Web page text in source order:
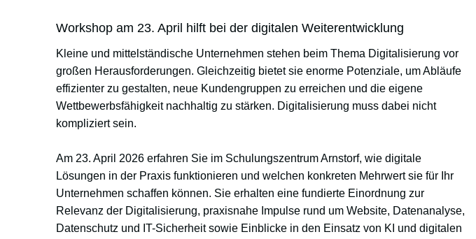
Workshop am 23. April hilft bei der digitalen Weiterentwicklung
Kleine und mittelständische Unternehmen stehen beim Thema Digitalisierung vor
großen Herausforderungen. Gleichzeitig bietet sie enorme Potenziale, um Abläufe
effizienter zu gestalten, neue Kundengruppen zu erreichen und die eigene
Wettbewerbsfähigkeit nachhaltig zu stärken. Digitalisierung muss dabei nicht
kompliziert sein.
Am 23. April 2026 erfahren Sie im Schulungszentrum Arnstorf, wie digitale
Lösungen in der Praxis funktionieren und welchen konkreten Mehrwert sie für Ihr
Unternehmen schaffen können. Sie erhalten eine fundierte Einordnung zur
Relevanz der Digitalisierung, praxisnahe Impulse rund um Website, Datenanalyse,
Datenschutz und IT-Sicherheit sowie Einblicke in den Einsatz von KI und digitalen